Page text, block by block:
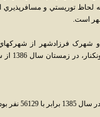
به لحاظ توريستي و
است.
فرزادشهر از شهرکهاي
همچنين،
بوده‌است.